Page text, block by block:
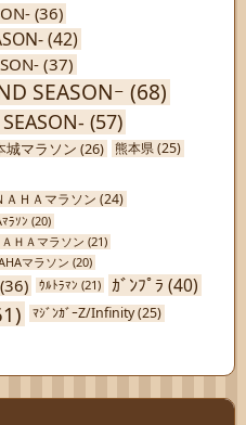
(36)
(42)
(37)
SEASONｰ (68)
(57)
城マラソン (26) 熊本県(25)
ＨＡマラソン (24)
ﾗｿﾝ (20)
ＨＡマラソン (21)
マラソン (20)
(36) ｳﾙﾄﾗﾏﾝ (21) ｶﾞﾝﾌﾟﾗ (40)
ﾏｼﾞﾝｶﾞｰZ/Infinity(25)